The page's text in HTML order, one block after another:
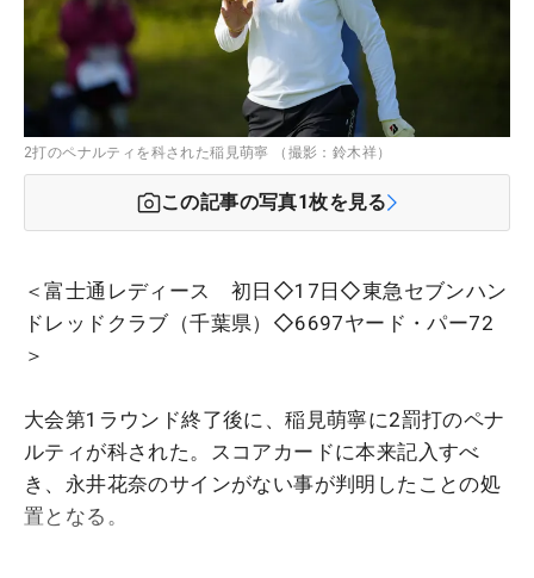
2打のペナルティを科された稲見萌寧 （撮影：鈴木祥）
この記事の写真1枚を見る
＜富士通レディース 初日◇17日◇東急セブンハン
ドレッドクラブ（千葉県）◇6697ヤード・パー72
＞
大会第1ラウンド終了後に、稲見萌寧に2罰打のペナ
ルティが科された。スコアカードに本来記入すべ
き、永井花奈のサインがない事が判明したことの処
置となる。